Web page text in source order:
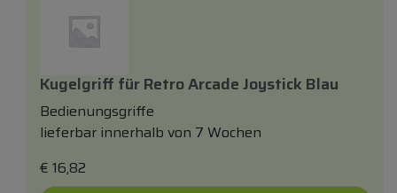
Kugelgriff fürRetro Arcade Joystick Blau
Bedienungsgriffe
lieferbar innerhalb von 7 Wochen
€ 16,82